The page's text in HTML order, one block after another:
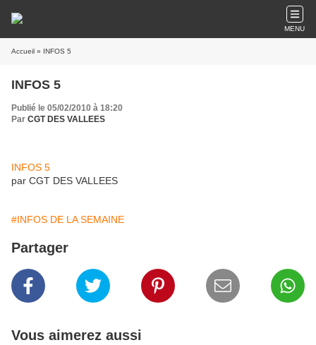
MENU
Accueil » INFOS 5
INFOS 5
Publié le 05/02/2010 à 18:20
Par CGT DES VALLEES
INFOS 5
par CGT DES VALLEES
#INFOS DE LA SEMAINE
Partager
Vous aimerez aussi